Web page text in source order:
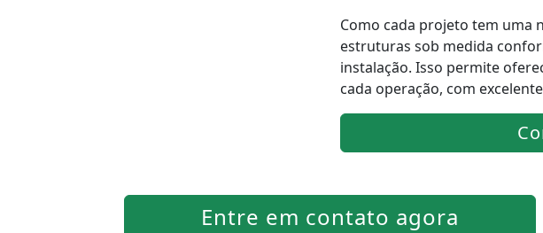
Como cada projeto tem uma
estruturas sob medida
instalação. Isso permite
cada operação, com
Entre em contato agora